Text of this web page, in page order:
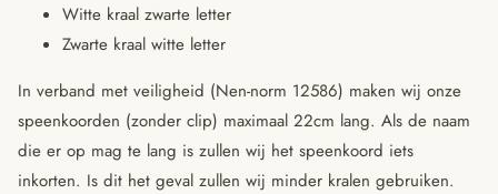
Witte kraal zwarte letter
Zwarte kraal witte letter
In verband met veiligheid (Nen-norm 12586) maken wij onze
speenkoorden (zonder clip) maximaal 22cm lang. Als de naam
die er op mag te lang is zullen wij het speenkoord iets
inkorten. Is dit het geval zullen wij minder kralen gebruiken.